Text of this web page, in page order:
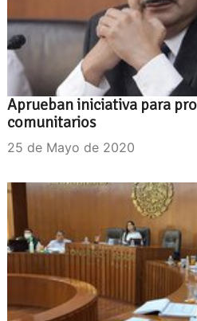
Aprueban iniciativa para
comunitarios
25 de Mayo de 2020